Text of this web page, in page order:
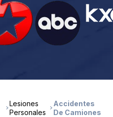
Lesiones
Personales
Accidentes
De Camiones